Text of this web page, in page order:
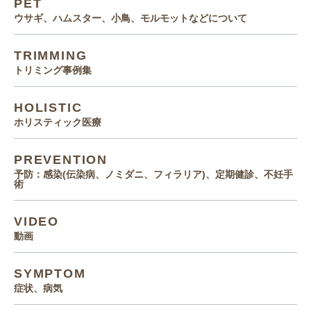
PET
ウサギ、ハムスター、小鳥、モルモットなどについて
TRIMMING
トリミング事例集
HOLISTIC
ホリスティック医療
PREVENTION
予防：感染(伝染病、ノミダニ、フィラリア)、定期健診、不妊手
術
VIDEO
動画
SYMPTOM
症状、病気